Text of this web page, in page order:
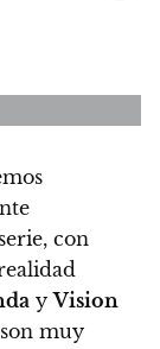
con
yVision
muy